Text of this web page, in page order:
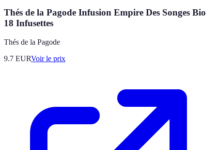
Thés de la Pagode Infusion Empire Des Songes Bio
18 Infusettes
Thés de la Pagode
9.7 EURVoir le prix